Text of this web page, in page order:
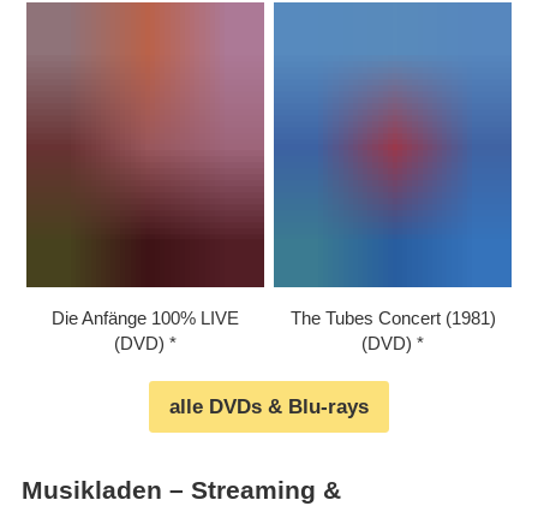
Die Anfänge 100% LIVE
(DVD)
The Tubes Concert (1981)
(DVD)
alle DVDs & Blu-rays
Musikladen – Streaming &